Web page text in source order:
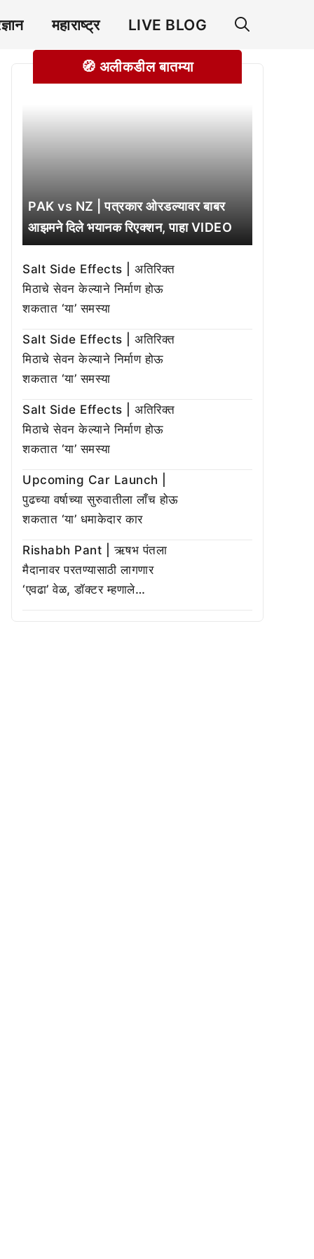
महाराष्ट्र LIVE BLOG
🧭 अलीकडील बातम्या
PAK vs NZ | पत्रकार ओरडल्यावर बाबर
आझमने दिले भयानक रिएक्शन, पाहा VIDEO
Salt Side Effects | अतिरिक्त
मिठाचे सेवन केल्याने निर्माण होऊ
शकतात ‘या’ समस्या
Salt Side Effects | अतिरिक्त
मिठाचे सेवन केल्याने निर्माण होऊ
शकतात ‘या’ समस्या
Salt Side Effects | अतिरिक्त
मिठाचे सेवन केल्याने निर्माण होऊ
शकतात ‘या’ समस्या
Upcoming Car Launch |
पुढच्या वर्षाच्या सुरुवातीला लाँच होऊ
शकतात ‘या’ धमाकेदार कार
Rishabh Pant | ऋषभ पंतला
मैदानावर परतण्यासाठी लागणार
‘एवढा’ वेळ, डॉक्टर म्हणाले…